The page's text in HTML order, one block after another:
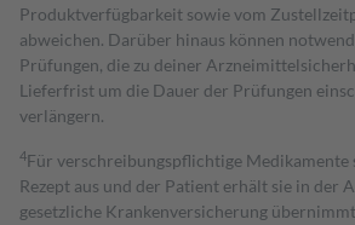
Produktverfügbarkeit sowie vom
abweichen. Darüber hinaus können
Prüfungen, die zu deiner
Lieferfrist um die Dauer der Prüfungen
verlängern.
4Für verschreibungspflichtige
Rezept aus und der Patient erhält sie in der
gesetzliche Krankenversicherung